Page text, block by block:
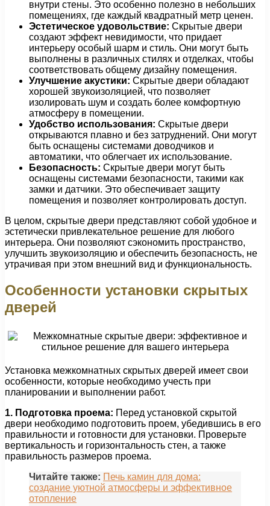
внутри стены. Это особенно полезно в небольших
помещениях, где каждый квадратный метр ценен.
Эстетическое удовольствие: Скрытые двери
создают эффект невидимости, что придает
интерьеру особый шарм и стиль. Они могут быть
выполнены в различных стилях и отделках, чтобы
соответствовать общему дизайну помещения.
Улучшение акустики: Скрытые двери обладают
хорошей звукоизоляцией, что позволяет
изолировать шум и создать более комфортную
атмосферу в помещении.
Удобство использования: Скрытые двери
открываются плавно и без затруднений. Они могут
быть оснащены системами доводчиков и
автоматики, что облегчает их использование.
Безопасность: Скрытые двери могут быть
оснащены системами безопасности, такими как
замки и датчики. Это обеспечивает защиту
помещения и позволяет контролировать доступ.
В целом, скрытые двери представляют собой удобное и
эстетически привлекательное решение для любого
интерьера. Они позволяют сэкономить пространство,
улучшить звукоизоляцию и обеспечить безопасность, не
утрачивая при этом внешний вид и функциональность.
Особенности установки скрытых
дверей
Установка межкомнатных скрытых дверей имеет свои
особенности, которые необходимо учесть при
планировании и выполнении работ.
1. Подготовка проема: Перед установкой скрытой
двери необходимо подготовить проем, убедившись в его
правильности и готовности для установки. Проверьте
вертикальность и горизонтальность стен, а также
правильность размеров проема.
Читайте также: Печь камин для дома:
создание уютной атмосферы и эффективное
отопление